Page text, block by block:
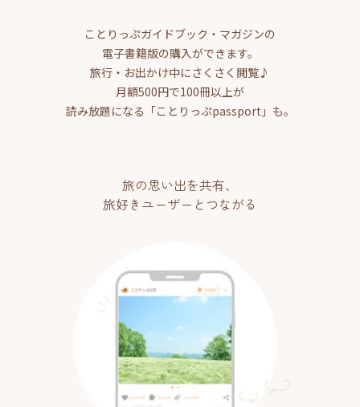
ことりっぷガイドブック・マガジンの
電子書籍版の購入ができます。
旅行・お出かけ中にさくさく閲覧♪
月額500円で100冊以上が
読み放題になる「ことりっぷpassport」も。
旅の思い出を共有、
旅好きユーザーとつながる